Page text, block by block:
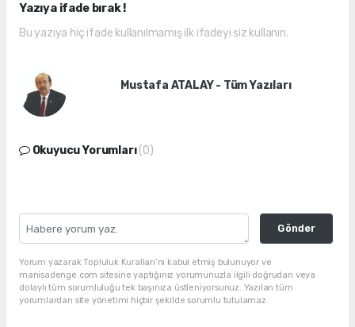
Yazıya ifade bırak !
Bu yazıya hiç ifade kullanılmamış ilk ifadeyi siz kullanın.
Mustafa ATALAY - Tüm Yazıları
Okuyucu Yorumları(0)
Gönder
Yorum yazarak Topluluk Kuralları’nı kabul etmiş bulunuyor ve
manisadenge.com sitesine yaptığınız yorumunuzla ilgili doğrudan veya
dolaylı tüm sorumluluğu tek başınıza üstleniyorsunuz. Yazılan tüm
yorumlardan site yönetimi hiçbir şekilde sorumlu tutulamaz.